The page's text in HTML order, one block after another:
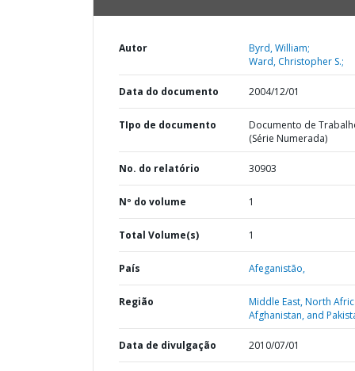
Autor
Byrd, William;
Ward, Christopher S.;
Data do documento 2004/12/01
TIpo de documento
Documento de
(Série Numerada)
No. do relatório 30903
Nº do volume 1
Total Volume(s) 1
País Afeganistão,
Região
Middle East, North
Afghanistan, and
Data de divulgação 2010/07/01